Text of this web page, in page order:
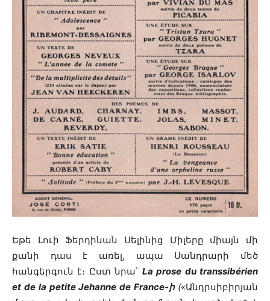
Եթե ​​Լուի Ֆերդինան Սելինից Միլերը միայն մի
քանի դաս է առել, ապա Սանդրարի մեծ
հանգերգուն է։ Ըստ նրա՝ La prose du transsibérien
et de la petite Jehanne de France-ի («Անդրսիբիրյան